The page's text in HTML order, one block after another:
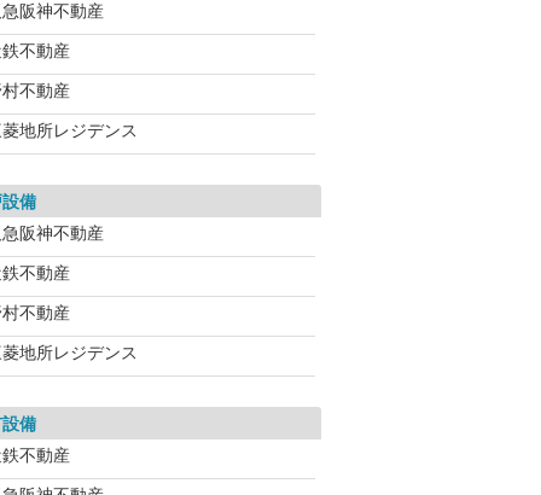
阪神不動産
不動産
不動産
地所レジデンス
備
阪神不動産
不動産
不動産
地所レジデンス
備
不動産